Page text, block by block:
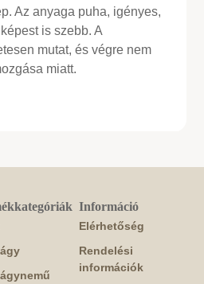
Az anyaga puha, igényes,
is szebb. A
mutat, és végre nem
miatt.
Információ
Elérhetőség
Rendelési
információk